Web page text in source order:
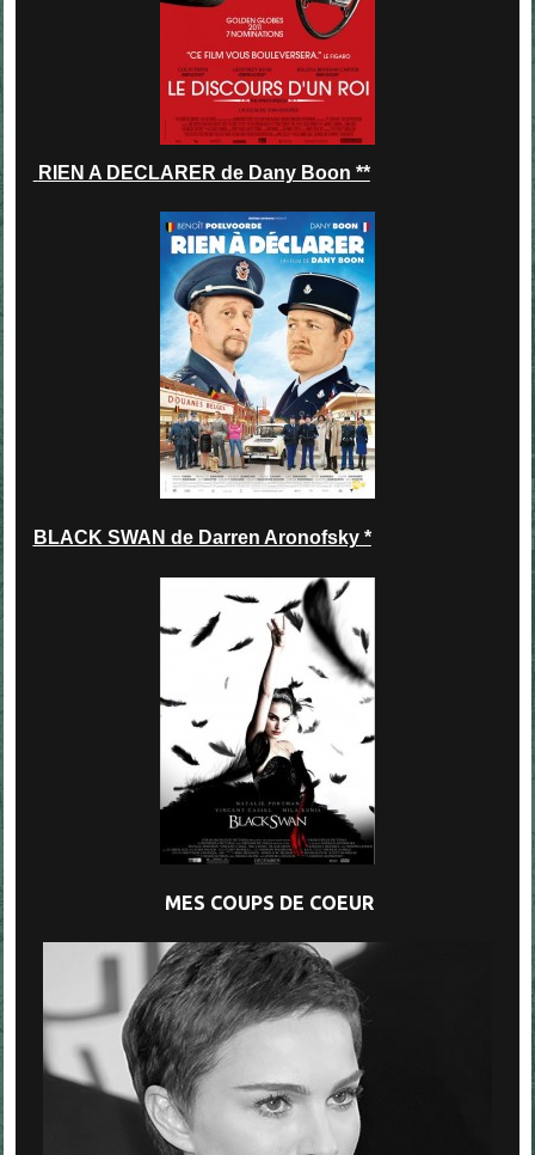
RIEN A DECLARER de Dany Boon **
BLACK SWAN de Darren Aronofsky *
MES COUPS DE COEUR